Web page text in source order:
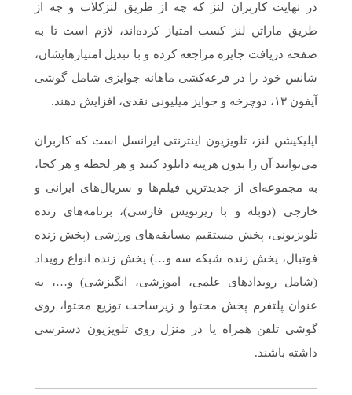
در نهایت کاربران لنز که چه از طریق لنزکلاب و چه از
طریق ماراتن لنز کسب امتیاز کرده‌اند، لازم است تا به
صفحه دریافت جایزه مراجعه کرده و با تبدیل امتیازهایشان،
شانس خود را در قرعه‌کشی ماهانه جوایزی شامل گوشی
آیفون ۱۳، دوچرخه و جوایز میلیونی نقدی، افزایش دهند.
اپلیکیشن لنز، تلویزیون اینترنتی ایرانسل است که کاربران
می‌توانند آن را بدون هزینه دانلود کنند و هر لحظه و هر کجا،
به مجموعه‌ای از جدیدترین فیلم‌ها و سریال‌های ایرانی و
خارجی (دوبله و با زیرنویس فارسی)، برنامه‌های زنده
تلویزیونی، پخش مستقیم مسابقه‌های ورزشی (پخش زنده
فوتبال، پخش زنده شبکه سه و…) پخش زنده انواع رویداد
(شامل رویدادهای علمی، آموزشی، انگیزشی) و…، به
عنوان پلتفرم پخش محتوا و زیرساخت توزیع محتوا، روی
گوشی تلفن همراه یا در منزل روی تلویزیون دسترسی
داشته باشند.